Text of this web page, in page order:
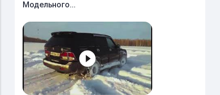
Модельного...